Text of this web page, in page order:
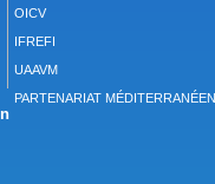
OICV
IFREFI
UAAVM
PARTENARIAT MÉDITERRANÉEN